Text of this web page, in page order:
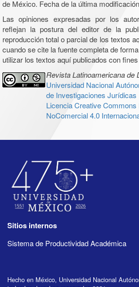
de México. Fecha de la última
Las opiniones expresadas por los
reflejan la postura del editor de la
reproducción total o parcial de los textos
cuando se cite la fuente completa de
utilizar los textos aquí publicados con
Revista Latinoamericana de
Universidad Nacional
de Investigaciones Jurídicas
Licencia Creative
NoComercial 4.0
Sitios internos
Sistema de Productividad Académica
Hecho en México, Universidad Nacional